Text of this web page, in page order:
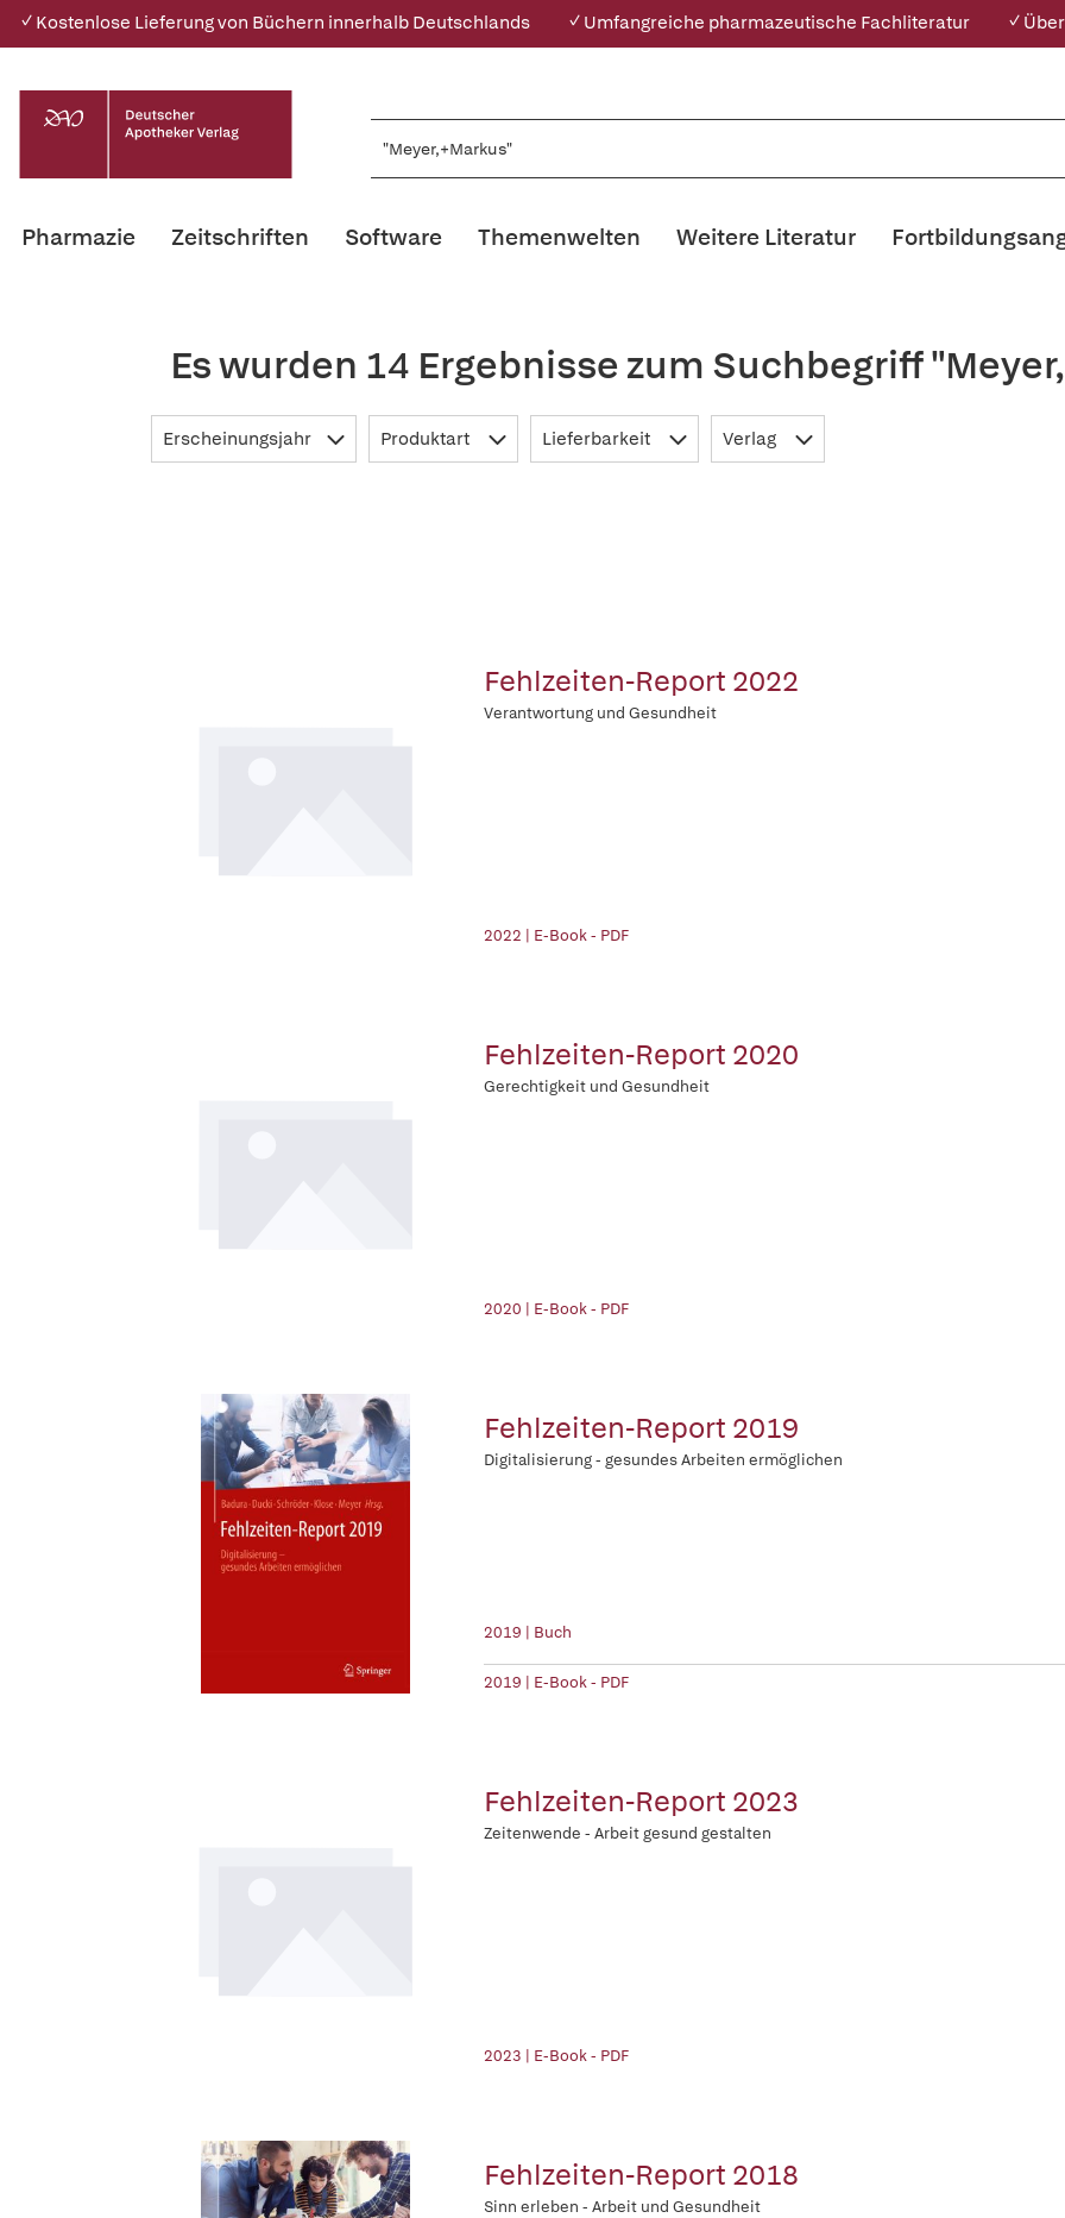
✓ Kostenlose Lieferung von Büchern innerhalb Deutschlands ✓ Umfangreiche pharmazeutische Fachliteratur ✓
Pharmazie Zeitschriften Software Themenwelten Weitere Literatur
Es wurden 14 Ergebnisse zum Suchbegriff
Erscheinungsjahr Produktart Lieferbarkeit Verlag
Fehlzeiten-Report 2022
Verantwortung und Gesundheit
2022 | E-Book - PDF
Fehlzeiten-Report 2020
Gerechtigkeit und Gesundheit
2020 | E-Book - PDF
Fehlzeiten-Report 2019
Digitalisierung - gesundes Arbeiten ermöglichen
2019 | Buch
2019 | E-Book - PDF
Fehlzeiten-Report 2023
Zeitenwende - Arbeit gesund gestalten
2023 | E-Book - PDF
Fehlzeiten-Report 2018
Sinn erleben - Arbeit und Gesundheit